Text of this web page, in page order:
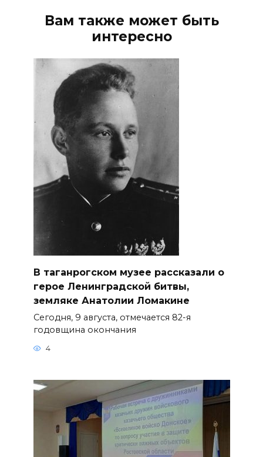
Вам также может быть
интересно
В таганрогском музее рассказали о
герое Ленинградской битвы,
земляке Анатолии Ломакине
Сегодня, 9 августа, отмечается 82-я
годовщина окончания
4